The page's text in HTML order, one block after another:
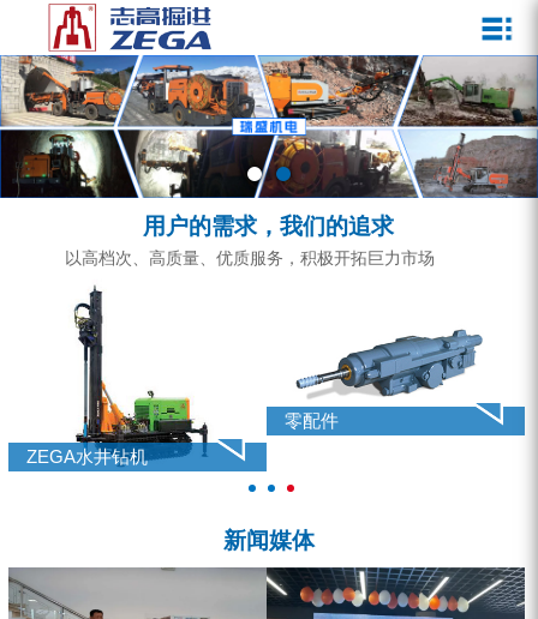
企业文化
发展历程
资质荣誉
宣传视频
公司新闻
行业动态
ZEGA一体式潜孔钻机
ZEGA地下掘进台车
ZEGA小型一体式露天钻机
ZEGA全液压顶锤钻机
零配件
锚固钻机系列
FY水井钻车系列
水井专用螺杆空压机
服务介绍
服务中心
营销网络
用户的需求，我们的追求
以高档次、高质量、优质服务，积极开拓巨力市场
ZEGA水井钻机
零配件
新闻媒体